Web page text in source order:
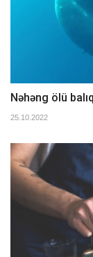
Nəhəng ölü
25.10.2022